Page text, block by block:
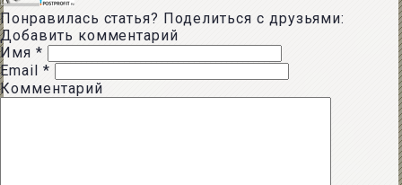
Понравилась статья? Поделиться с друзьями:
Добавить комментарий
Имя *
Email *
Комментарий